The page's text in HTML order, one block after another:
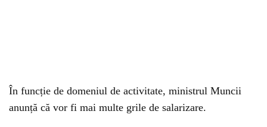
În funcție de domeniul de activitate, ministrul Muncii
anunță că vor fi mai multe grile de salarizare.